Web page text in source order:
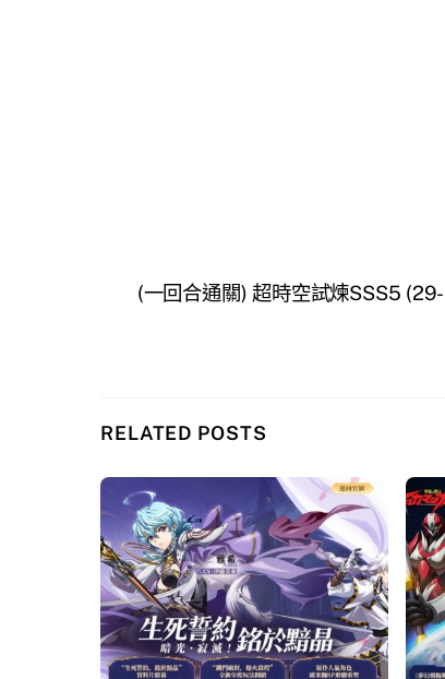
(一回合通關) 超時空試煉SSS5
RELATED POSTS